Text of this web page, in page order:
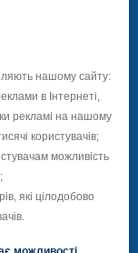
нашому сайту:
в Інтернеті,
рекламі на нашому
користувачів;
можливість
які цілодобово